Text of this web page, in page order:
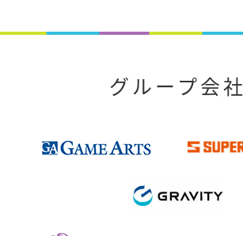
グループ会社